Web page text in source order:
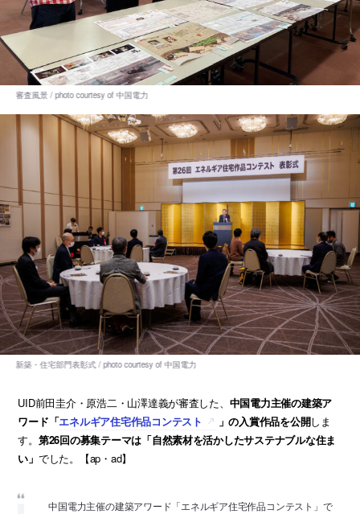
UID前田圭介・原浩二・山澤達義が審査した、 中国電力主催の建築ア
ワード「エネルギア住宅作品コンテスト 」の入賞作品を公開しま
す。 第26回の募集テーマは「自然素材を活かしたサステナブルな住ま
い」 でした。【ap・ad】
中国電力主催の建築アワード「エネルギア住宅作品コンテスト」で